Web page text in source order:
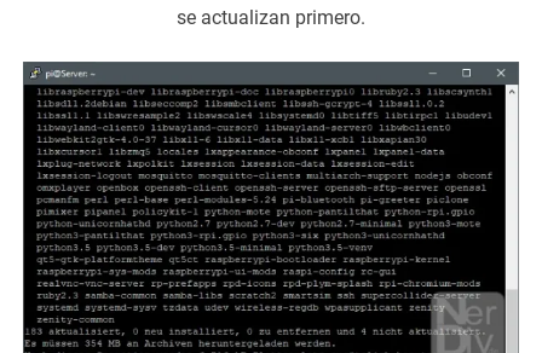
se actualizan primero.